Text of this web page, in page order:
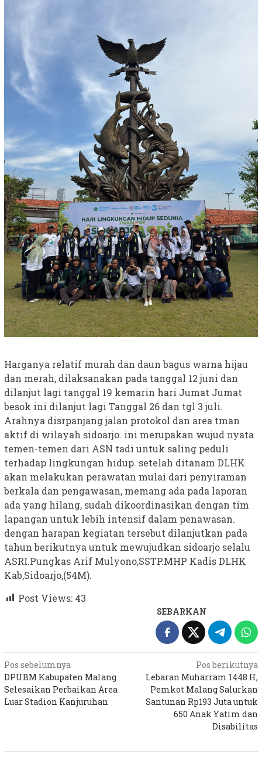
Harganya relatif murah dan daun bagus warna hijau
dan merah, dilaksanakan pada tanggal 12 juni dan
dilanjut lagi tanggal 19 kemarin hari Jumat Jumat
besok ini dilanjut lagi Tanggal 26 dan tgl 3 juli.
Arahnya disrpanjang jalan protokol dan area tman
aktif di wilayah sidoarjo. ini merupakan wujud nyata
temen-temen dari ASN tadi untuk saling peduli
terhadap lingkungan hidup. setelah ditanam DLHK
akan melakukan perawatan mulai dari penyiraman
berkala dan pengawasan, memang ada pada laporan
ada yang hilang, sudah dikoordinasikan dengan tim
lapangan untuk lebih intensif dalam penawasan.
dengan harapan kegiatan tersebut dilanjutkan pada
tahun berikutnya untuk mewujudkan sidoarjo selalu
ASRI.Pungkas Arif Mulyono,SSTP.MHP Kadis DLHK
Kab,Sidoarjo,(54M).
Post Views: 43
SEBARKAN
Navigasi
pos
Pos sebelumnya
DPUBM Kabupaten Malang
Selesaikan Perbaikan Area
Luar Stadion Kanjuruhan
Pos berikutnya
Lebaran Muharram 1448 H,
Pemkot Malang Salurkan
Santunan Rp193 Juta untuk
650 Anak Yatim dan
Disabilitas